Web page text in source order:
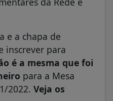
e a chapa de
inscrever para
é a mesma que foi
para a Mesa
2022. Veja os